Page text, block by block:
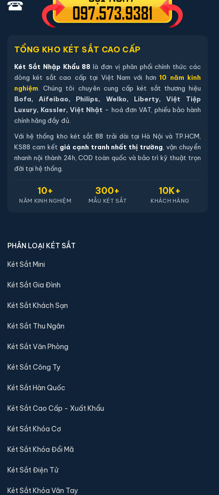
trước với chúng tôi để kiểm tra mẫu sản phẩm của
quý khách hàng còn hàng tại hệ thống kho không, nếu
thể qua xem trực tiếp, trường hợp không có két sắt
tới quý khách
Sản phẩm cùng dòng Két sắt Bofa
Khám phá thêm các mẫu thuộc dòng
sánh kích thước, công nghệ khoá và mức giá trước khi đặt
hàng.
📐 Kích thước:30 x 37.5 x 30 cm
⚖️ Trọng lượng:15 kg
🛡️ Bảo hành:36 tháng
3,600,000 đ
TỔNG KHO KÉT SẮT CAO CẤP
Két Sắt Nhập Khẩu 88 là đơn vị phân phối chính thức các
dòng két sắt cao cấp tại Việt Nam với hơn10 năm kinh
nghiệm . Chúng tôi chuyên cung cấp két sắt thương hiệu
Bofa, Aifeibao, Philips, Welko, Liberty, Việt Tiệp
Luxury, Kassler, Việt Nhật - hoá đơn VAT, phiếu bảo hành
chính hãng đầy đủ.
Với hệ thống kho két sắt 88 trải dài tại Hà Nội và TP.HCM,
KS88 cam kết giá cạnh tranh nhất thị trường , vận chuyển
nhanh nội thành 24h, COD toàn quốc và bảo trì kỹ thuật trọn
đời tại hệ thống.
10+
NĂM KINH NGHIỆM
300+
MẪU KÉT SẮT
10K+
KHÁCH HÀNG
PHÂN LOẠI KÉT SẮT
Két Sắt Mini
Két Sắt Gia Đình
Két Sắt Khách Sạn
Két Sắt Thu Ngân
Két Sắt Văn Phòng
Két Sắt Công Ty
Két Sắt Hàn Quốc
Két Sắt Cao Cấp - Xuất Khẩu
Két Sắt Khóa Cơ
Két Sắt Khóa Đổi Mã
Két Sắt Điện Tử
Két Sắt Khóa Vân Tay